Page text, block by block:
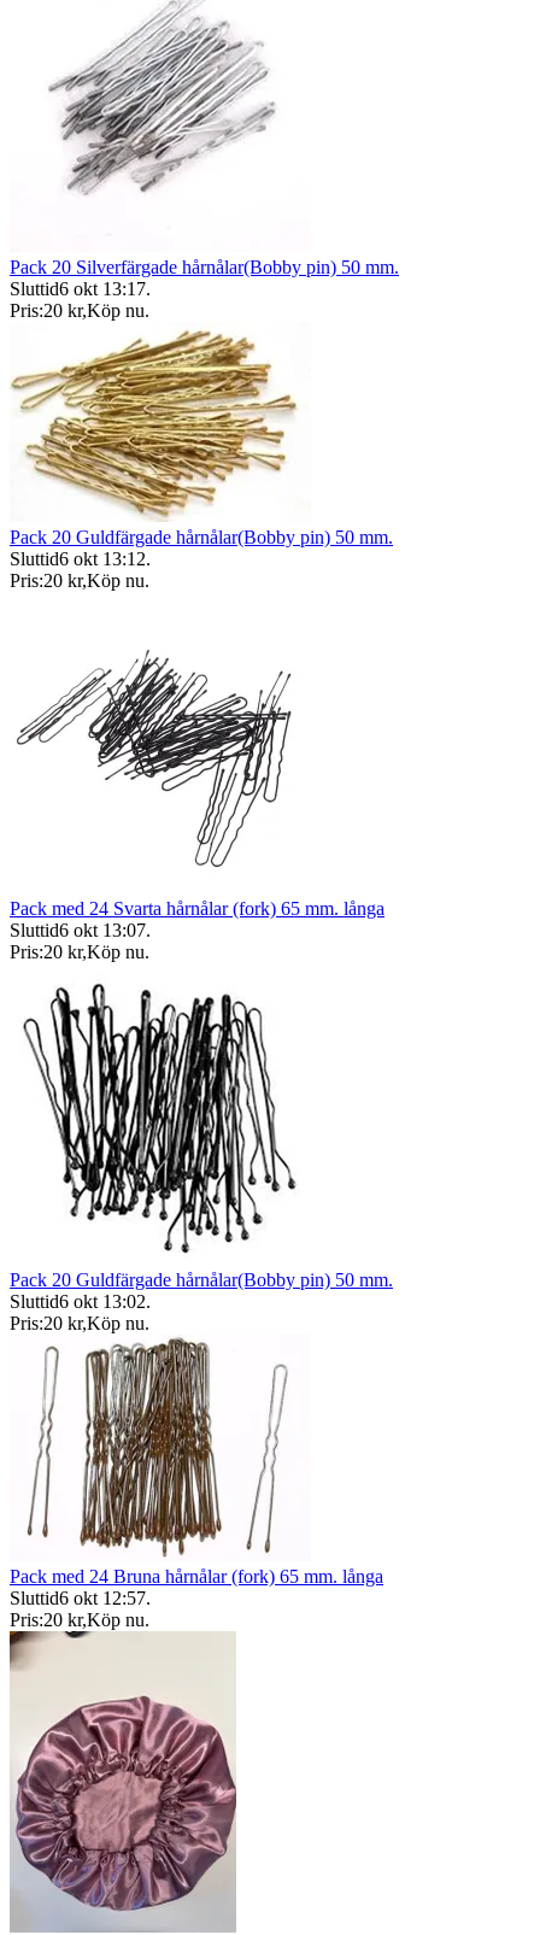
Pack 20 Silverfärgade hårnålar(Bobby pin) 50 mm.
Sluttid6 okt 13:17.
Pris:20 kr,Köp nu.
Pack 20 Guldfärgade hårnålar(Bobby pin) 50 mm.
Sluttid6 okt 13:12.
Pris:20 kr,Köp nu.
Pack med 24 Svarta hårnålar (fork) 65 mm. långa
Sluttid6 okt 13:07.
Pris:20 kr,Köp nu.
Pack 20 Guldfärgade hårnålar(Bobby pin) 50 mm.
Sluttid6 okt 13:02.
Pris:20 kr,Köp nu.
Pack med 24 Bruna hårnålar (fork) 65 mm. långa
Sluttid6 okt 12:57.
Pris:20 kr,Köp nu.